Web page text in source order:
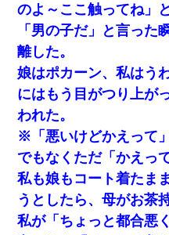
のよ～ここ触ってね」
「男の子だ」と言った
離した。
娘はポカーン、私はう
にはもう目がつり上が
われた。
※「悪いけどかえって
でもなくただ「かえって
私も娘もコート着たま
うとしたら、母がお茶
私が「ちょっと都合悪